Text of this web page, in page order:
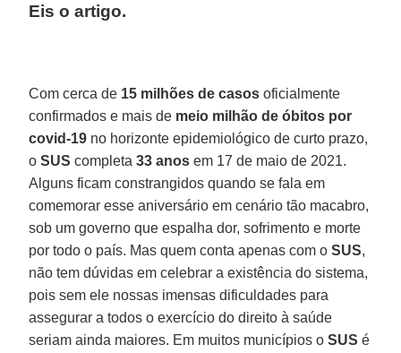
Eis o artigo.
Com cerca de 15 milhões de casos oficialmente
confirmados e mais de meio milhão de óbitos por
covid-19 no horizonte epidemiológico de curto prazo,
oSUS completa33 anos em 17 de maio de 2021.
Alguns ficam constrangidos quando se fala em
comemorar esse aniversário em cenário tão macabro,
sob um governo que espalha dor, sofrimento e morte
por todo o país. Mas quem conta apenas com oSUS,
não tem dúvidas em celebrar a existência do sistema,
pois sem ele nossas imensas dificuldades para
assegurar a todos o exercício do direito à saúde
seriam ainda maiores. Em muitos municípios oSUS é